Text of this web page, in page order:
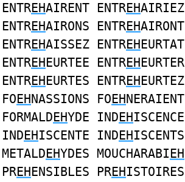
ENTREHAIRENT ENTREHAIRIEZ
ENTREHAIRONS ENTREHAIRONT
ENTREHAISSEZ ENTREHEURTAT
ENTREHEURTEE ENTREHEURTER
ENTREHEURTES ENTREHEURTEZ
FOEHNASSIONS FOEHNERAIENT
FORMALDEHYDE INDEHISCENCE
INDEHISCENTE INDEHISCENTS
METALDEHYDES MOUCHARABIEH
PREHENSIBLES PREHISTOIRES